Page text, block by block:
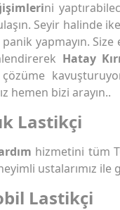
ni
Seyir halinde
yapmayın.
Hatay
hemen bizi arayın..
Lastikçi
hizmetini tüm
ustalarımız
Lastikçi